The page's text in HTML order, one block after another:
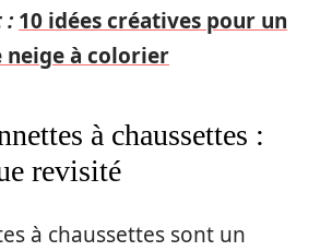
: 10 idées créatives pour un
neige à colorier
à chaussettes :
revisité
à chaussettes sont un